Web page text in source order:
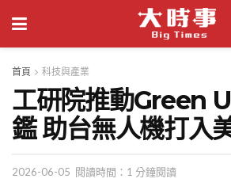
首頁 科技與產業
工研院推動Green
鑑 助台無人機打入
2026-06-05 閱讀時間：1 分鐘閱讀